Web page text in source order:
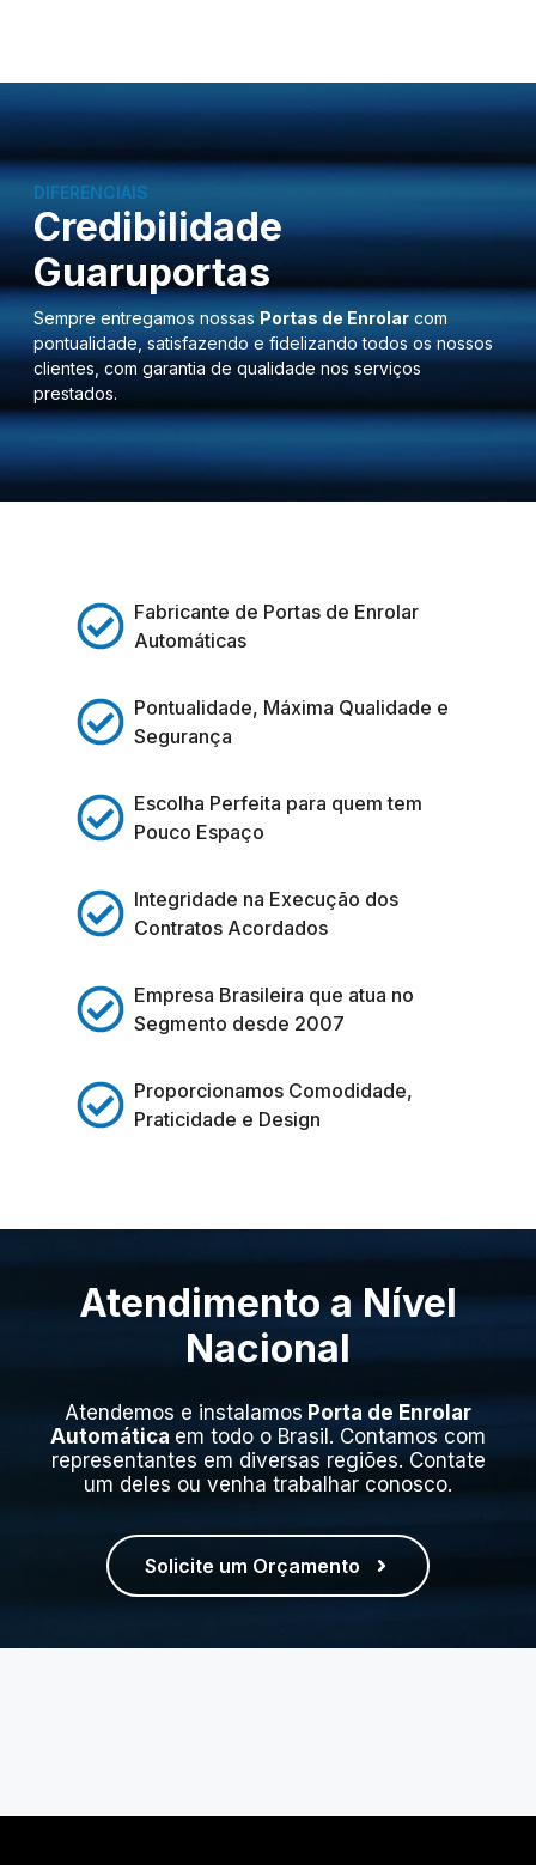
DIFERENCIAIS
Credibilidade
Guaruportas
Sempre entregamos nossas Portas de Enrolar com
pontualidade, satisfazendo e fidelizando todos os nossos
clientes, com garantia de qualidade nos serviços
prestados.
Fabricante de Portas de Enrolar
Automáticas
Pontualidade, Máxima Qualidade e
Segurança
Escolha Perfeita para quem tem
Pouco Espaço
Integridade na Execução dos
Contratos Acordados
Empresa Brasileira que atua no
Segmento desde 2007
Proporcionamos Comodidade,
Praticidade e Design
Atendimento a Nível
Nacional
Atendemos e instalamos Porta de Enrolar
Automática em todo o Brasil. Contamos com
representantes em diversas regiões. Contate
um deles ou venha trabalhar conosco.
Solicite um Orçamento